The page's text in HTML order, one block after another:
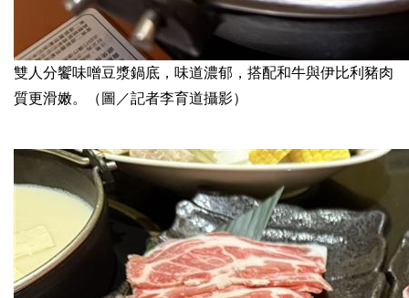
雙人分饗味噌豆漿鍋底，味道濃郁，搭配和牛與伊比利豬肉
質更滑嫩。（圖／記者李育道攝影）